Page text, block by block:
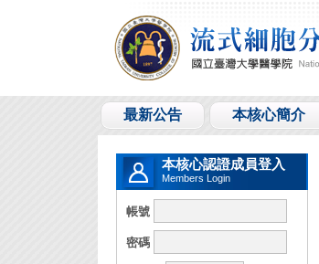
最新公告 本核心簡介
本核心認證成員登入
Members Login
帳號
密碼